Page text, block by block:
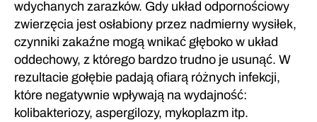
wdychanych zarazków. Gdy układ odpornościowy
zwierzęcia jest osłabiony przez nadmierny wysiłek,
czynniki zakaźne mogą wnikać głęboko w układ
oddechowy, z którego bardzo trudno je usunąć. W
rezultacie gołębie padają ofiarą różnych infekcji,
które negatywnie wpływają na wydajność:
kolibakteriozy, aspergilozy, mykoplazm itp.